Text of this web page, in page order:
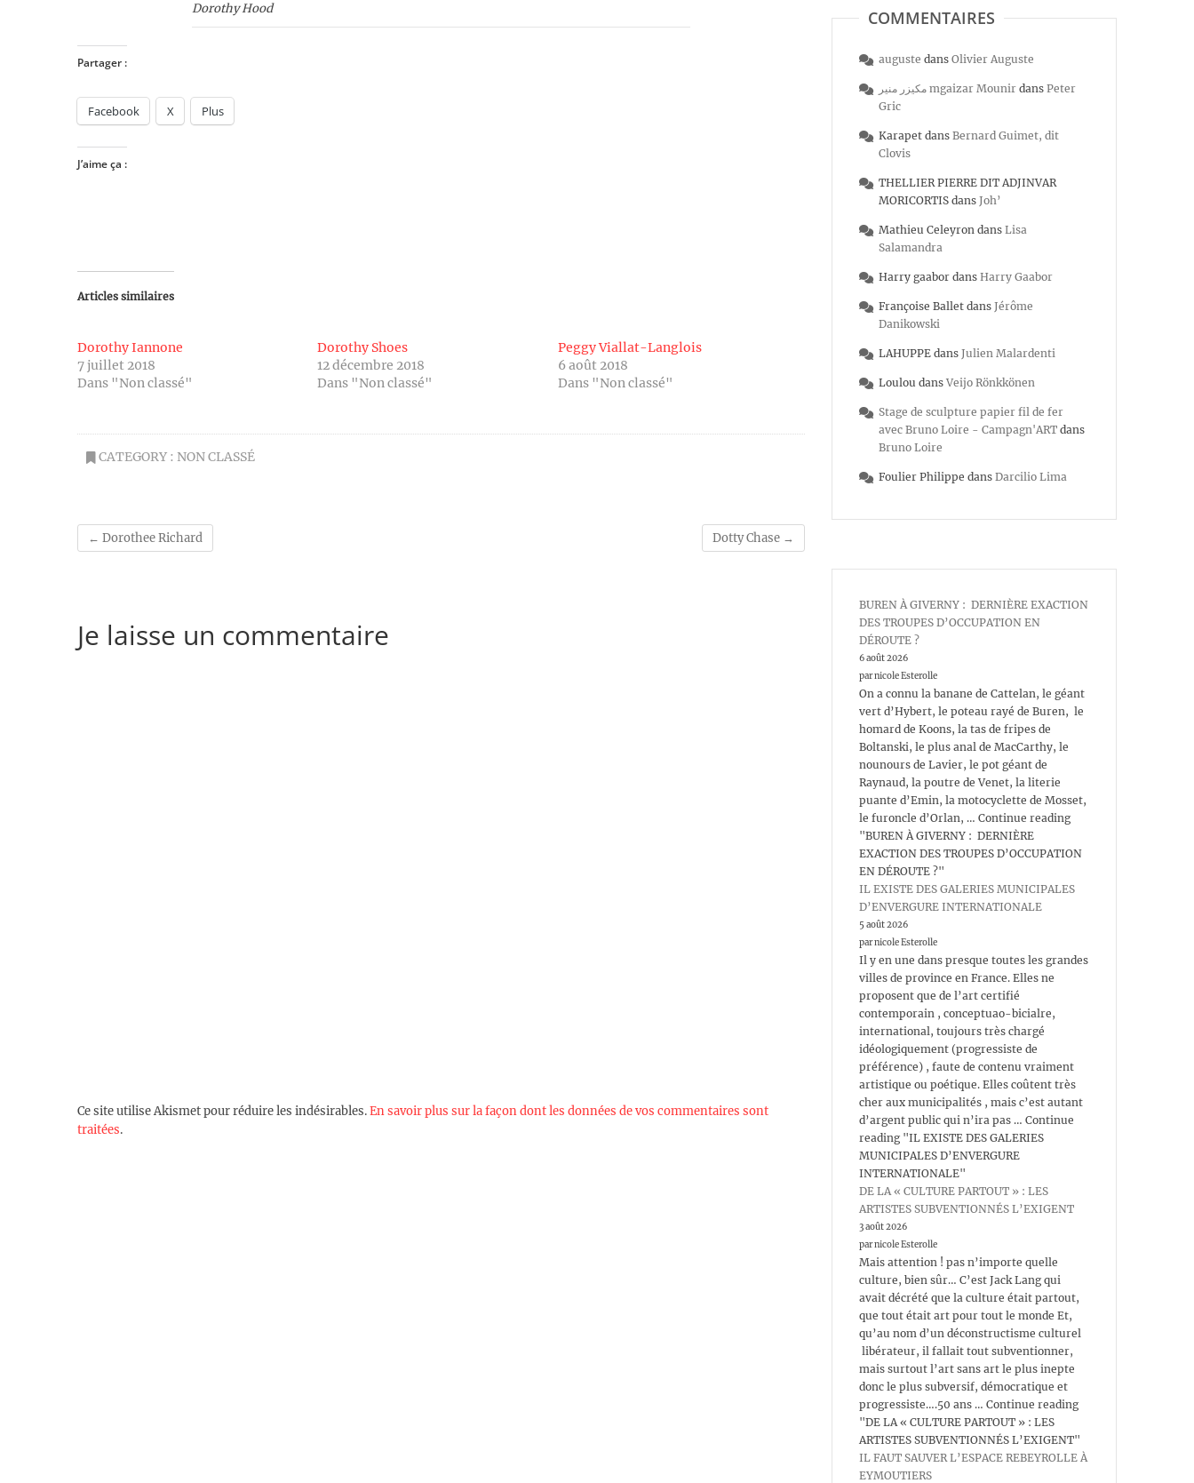
Dorothy Hood
Partager :
Facebook X Plus
J’aime ça :
Articles similaires
Dorothy Iannone
7 juillet 2018
Dans "Non classé"
Dorothy Shoes
12 décembre 2018
Dans "Non classé"
Peggy Viallat-Langlois
6 août 2018
Dans "Non classé"
CATEGORY : NON CLASSÉ
← Dorothee Richard Dotty Chase →
Je laisse un commentaire
Ce site utilise Akismet pour réduire les indésirables.En savoir plus sur la façon dont les données de vos commentaires sont
traitées.
COMMENTAIRES
auguste dans Olivier Auguste
مكيزر منير mgaizar Mounir dans Peter
Gric
Karapet dans Bernard Guimet, dit
Clovis
THELLIER PIERRE DIT ADJINVAR
MORICORTIS dans Joh’
Mathieu Celeyron dans Lisa
Salamandra
Harry gaabor dans Harry Gaabor
Françoise Ballet dans Jérôme
Danikowski
LAHUPPE dans Julien Malardenti
Loulou dans Veijo Rönkkönen
Stage de sculpture papier fil de fer
avec Bruno Loire - Campagn'ART dans
Bruno Loire
Foulier Philippe dans Darcilio Lima
BUREN À GIVERNY : DERNIÈRE EXACTION
DES TROUPES D’OCCUPATION EN
DÉROUTE ?
6 août 2026
par nicole Esterolle
On a connu la banane de Cattelan, le géant
vert d’Hybert, le poteau rayé de Buren, le
homard de Koons, la tas de fripes de
Boltanski, le plus anal de MacCarthy, le
nounours de Lavier, le pot géant de
Raynaud, la poutre de Venet, la literie
puante d’Emin, la motocyclette de Mosset,
le furoncle d’Orlan, … Continue reading
"BUREN À GIVERNY : DERNIÈRE
EXACTION DES TROUPES D’OCCUPATION
EN DÉROUTE ?"
IL EXISTE DES GALERIES MUNICIPALES
D’ENVERGURE INTERNATIONALE
5 août 2026
par nicole Esterolle
Il y en une dans presque toutes les grandes
villes de province en France. Elles ne
proposent que de l’art certifié
contemporain , conceptuao-bicialre,
international, toujours très chargé
idéologiquement (progressiste de
préférence) , faute de contenu vraiment
artistique ou poétique. Elles coûtent très
cher aux municipalités , mais c’est autant
d’argent public qui n’ira pas … Continue
reading "IL EXISTE DES GALERIES
MUNICIPALES D’ENVERGURE
INTERNATIONALE"
DE LA « CULTURE PARTOUT » : LES
ARTISTES SUBVENTIONNÉS L’EXIGENT
3 août 2026
par nicole Esterolle
Mais attention ! pas n’importe quelle
culture, bien sûr… C’est Jack Lang qui
avait décrété que la culture était partout,
que tout était art pour tout le monde Et,
qu’au nom d’un déconstructisme culturel
libérateur, il fallait tout subventionner,
mais surtout l’art sans art le plus inepte
donc le plus subversif, démocratique et
progressiste….50 ans … Continue reading
"DE LA « CULTURE PARTOUT » : LES
ARTISTES SUBVENTIONNÉS L’EXIGENT"
IL FAUT SAUVER L’ESPACE REBEYROLLE À
EYMOUTIERS